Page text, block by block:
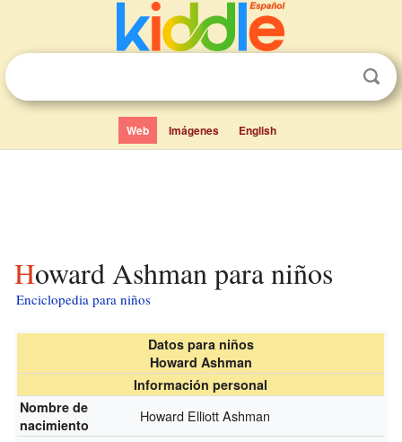
Web Imágenes English
Howard Ashman para niños
Enciclopedia para niños
Datos para niños
Howard Ashman
Información personal
Nombre de
nacimiento
Howard Elliott Ashman